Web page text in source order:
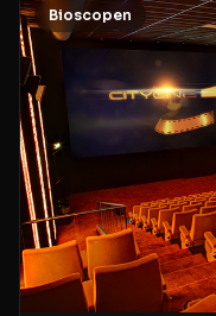
Bioscopen